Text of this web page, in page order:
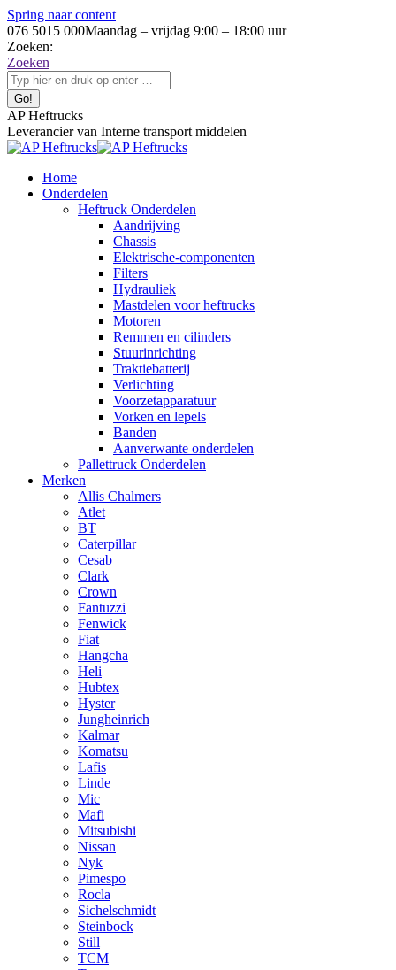
Spring naar content
076 5015 000Maandag – vrijdag 9:00 – 18:00 uur
Zoeken:
Zoeken
AP Heftrucks
Leverancier van Interne transport middelen
Home
Onderdelen
Heftruck Onderdelen
Aandrijving
Chassis
Elektrische-componenten
Filters
Hydrauliek
Mastdelen voor heftrucks
Motoren
Remmen en cilinders
Stuurinrichting
Traktiebatterij
Verlichting
Voorzetapparatuur
Vorken en lepels
Banden
Aanverwante onderdelen
Pallettruck Onderdelen
Merken
Allis Chalmers
Atlet
BT
Caterpillar
Cesab
Clark
Crown
Fantuzzi
Fenwick
Fiat
Hangcha
Heli
Hubtex
Hyster
Jungheinrich
Kalmar
Komatsu
Lafis
Linde
Mic
Mafi
Mitsubishi
Nissan
Nyk
Pimespo
Rocla
Sichelschmidt
Steinbock
Still
TCM